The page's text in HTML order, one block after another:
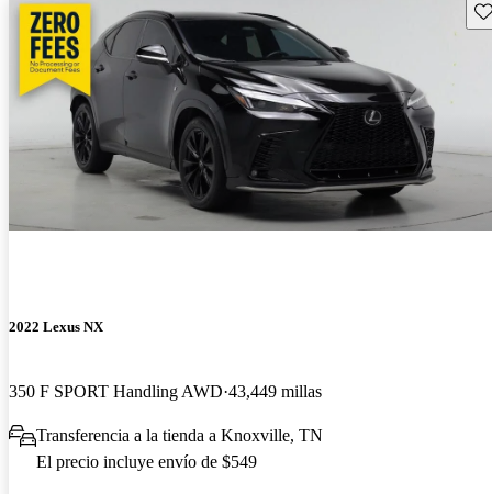
2022 Lexus NX
350 F SPORT Handling AWD 43,449 millas
Transferencia a la tienda a Knoxville, TN
El precio incluye envío de $549